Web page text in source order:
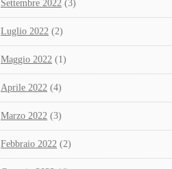
Settembre 2022 (3)
Luglio 2022 (2)
Maggio 2022 (1)
Aprile 2022 (4)
Marzo 2022 (3)
Febbraio 2022 (2)